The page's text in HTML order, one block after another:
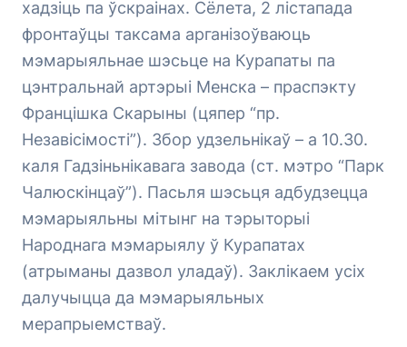
хадзіць па ўскраінах. Сёлета, 2 лістапада
фронтаўцы таксама арганізоўваюць
мэмарыяльнае шэсьце на Курапаты па
цэнтральнай артэрыі Менска – праспэкту
Францішка Скарыны (цяпер “пр.
Незавісімості”). Збор удзельнікаў – а 10.30.
каля Гадзіньнікавага завода (ст. мэтро “Парк
Чалюскінцаў”). Пасьля шэсьця адбудзецца
мэмарыяльны мітынг на тэрыторыі
Народнага мэмарыялу ў Курапатах
(атрыманы дазвол уладаў). Заклікаем усіх
далучыцца да мэмарыяльных
мерапрыемстваў.